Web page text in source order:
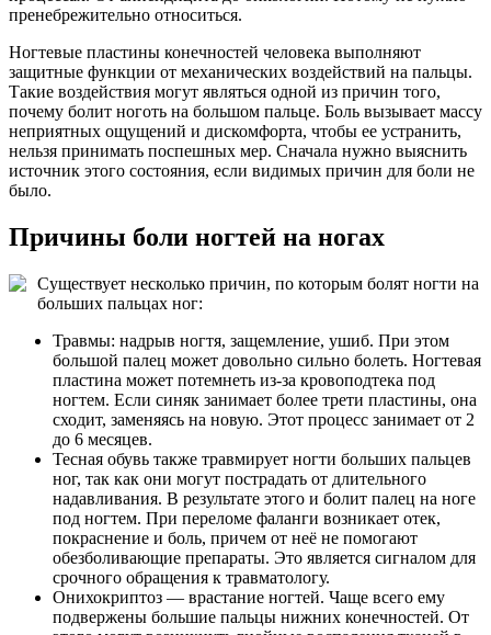
пренебрежительно относиться.
Ногтевые пластины конечностей человека выполняют
защитные функции от механических воздействий на пальцы.
Такие воздействия могут являться одной из причин того,
почему болит ноготь на большом пальце. Боль вызывает массу
неприятных ощущений и дискомфорта, чтобы ее устранить,
нельзя принимать поспешных мер. Сначала нужно выяснить
источник этого состояния, если видимых причин для боли не
было.
Причины боли ногтей на ногах
Существует несколько причин, по которым болят ногти на
больших пальцах ног:
Травмы: надрыв ногтя, защемление, ушиб. При этом
большой палец может довольно сильно болеть. Ногтевая
пластина может потемнеть из-за кровоподтека под
ногтем. Если синяк занимает более трети пластины, она
сходит, заменяясь на новую. Этот процесс занимает от 2
до 6 месяцев.
Тесная обувь также травмирует ногти больших пальцев
ног, так как они могут пострадать от длительного
надавливания. В результате этого и болит палец на ноге
под ногтем. При переломе фаланги возникает отек,
покраснение и боль, причем от неё не помогают
обезболивающие препараты. Это является сигналом для
срочного обращения к травматологу.
Онихокриптоз — врастание ногтей. Чаще всего ему
подвержены большие пальцы нижних конечностей. От